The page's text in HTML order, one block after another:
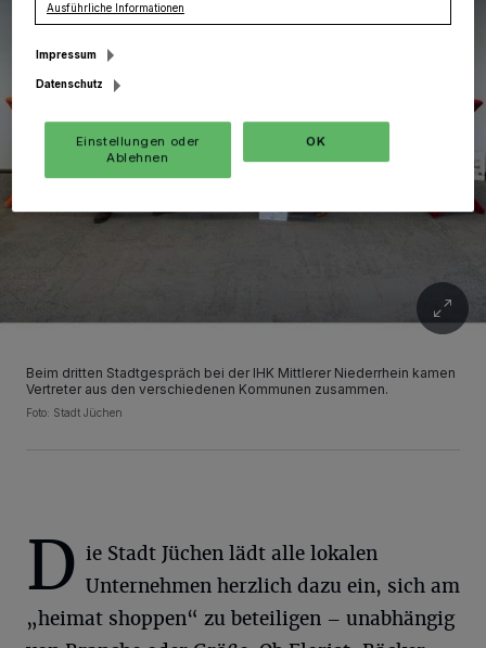
Beim dritten Stadtgespräch bei der IHK Mittlerer Niederrhein kamen
Vertreter aus den verschiedenen Kommunen zusammen.
Foto: Stadt Jüchen
D ie Stadt Jüchen lädt alle lokalen
Unternehmen herzlich dazu ein, sich am
„heimat shoppen“ zu beteiligen – unabhängig
Ausführliche Informationen
Impressum
Datenschutz
Einstellungen oder
Ablehnen
OK